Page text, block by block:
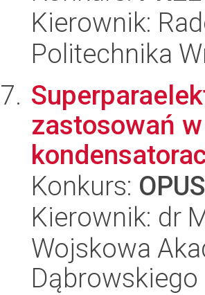
Kierownik:
Politechnika
zastosowań
Konkurs:
Kierownik: dr
Wojskowa
Dąbrowskiego